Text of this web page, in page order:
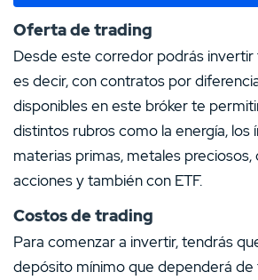
Oferta de trading
Desde este corredor podrás invertir
es decir, con contratos por
disponibles en este bróker te
distintos rubros como la energía, los
materias primas, metales preciosos,
acciones y también con ETF.
Costos de trading
Para comenzar a invertir, tendrás
depósito mínimo que dependerá